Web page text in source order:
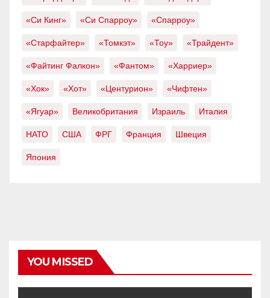
«Си Кинг» «Си Спарроу» «Спарроу»
«Старфайтер» «Томкэт» «Тоу» «Трайдент»
«Файтинг Фалкон» «Фантом» «Харриер»
«Хок» «Хот» «Центурион» «Чифтен»
«Ягуар» Великобритания Израиль Италия
НАТО США ФРГ Франция Швеция
Япония
YOU MISSED